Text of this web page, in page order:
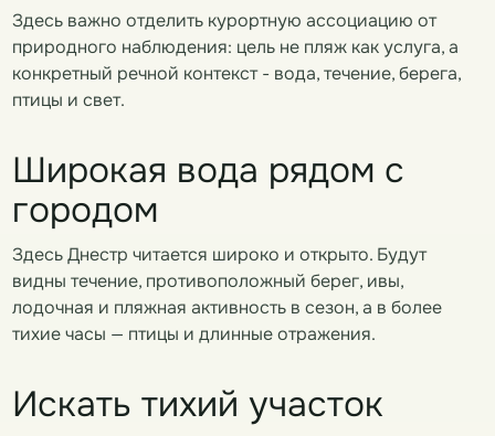
Здесь важно отделить курортную ассоциацию от
природного наблюдения: цель не пляж как услуга, а
конкретный речной контекст - вода, течение, берега,
птицы и свет.
Широкая вода рядом с
городом
Здесь Днестр читается широко и открыто. Будут
видны течение, противоположный берег, ивы,
лодочная и пляжная активность в сезон, а в более
тихие часы — птицы и длинные отражения.
Искать тихий участок